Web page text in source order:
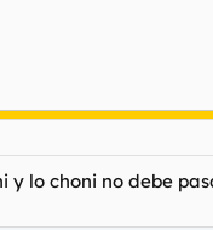
y lo choni no debe